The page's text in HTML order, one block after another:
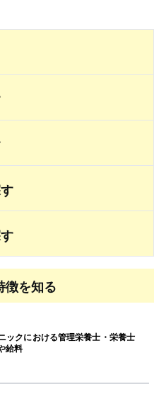
徴を知る
ックにおける管理栄養士・栄養士
給料